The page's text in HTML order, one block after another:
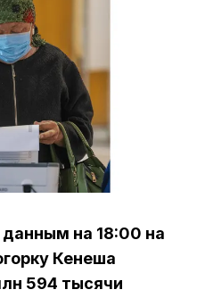
данным на 18:00 на
Кенеша
594 тысячи